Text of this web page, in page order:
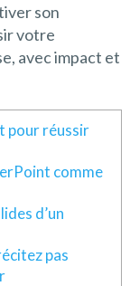
son
votre
avec impact et
pour réussir
comme
d’un
pas